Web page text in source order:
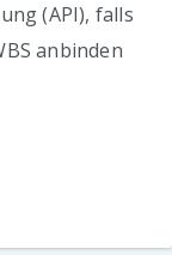
(API), falls
anbinden